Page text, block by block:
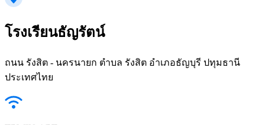
โรงเรียนธัญรัตน์
ถนน รังสิต - นครนายก ตำบล รังสิต อำเภอธัญบุรี ปทุมธานี
ประเทศไทย